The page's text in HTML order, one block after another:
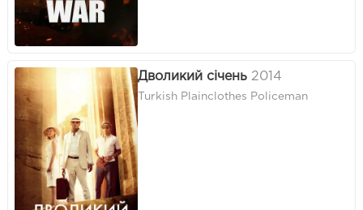
Дволикий січень 2014
Turkish Plainclothes Policeman